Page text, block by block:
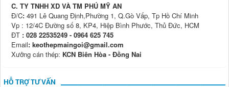
C. TY TNHH XD VÀ TM PHÚ MỸ AN
Đ/C: 491 Lê Quang Định,Phường 1, Q.Gò Vấp, Tp Hồ Chí Minh
Vp : 12/4C Đường số 8, KP4, Hiệp Bình Phước, Thủ Đức, HCM
ĐT : 028 22535249 - 0964 625 745
Email: keothepmaingoi@gmail.com
Xưởng cán thép: KCN Biên Hòa - Đồng Nai
HỖ TRỢ TƯ VẤN